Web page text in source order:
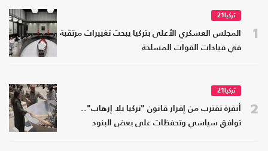
1
تركيا21
المجلس العسكري الأعلى بتركيا يبحث تغييرات مرتقبة
في قيادات القوات المسلحة
2
تركيا21
أنقرة تقترب من إقرار قانون "تركيا بلا إرهاب"..
توافق سياسي وتحفظات على بعض البنود